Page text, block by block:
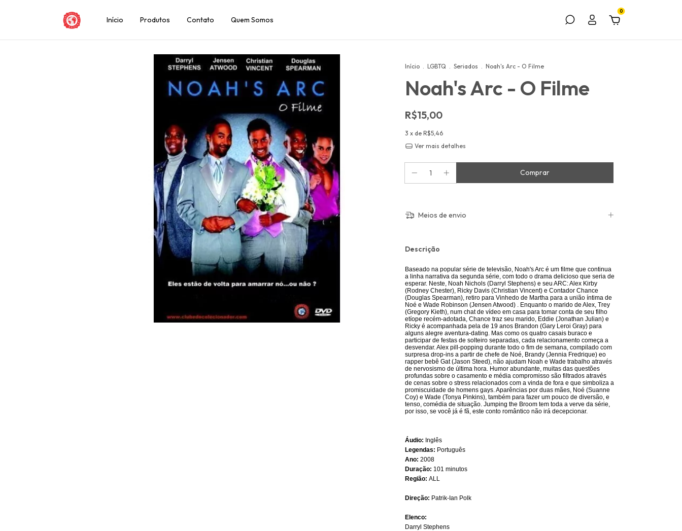
Início Produtos Contato Quem Somos
0
Início . LGBTQ . Seriados . Noah's Arc - O Filme
Noah's Arc - O Filme
R$15,00
3 x de R$5,46
Ver mais detalhes
Meios de envio
Descrição
Baseado na popular série de televisão, Noah's Arc é um filme que continua
a linha narrativa da segunda série, com todo o drama delicioso que seria de
esperar. Neste, Noah Nichols (Darryl Stephens) e seu ARC: Alex Kirby
(Rodney Chester), Ricky Davis (Christian Vincent) e Contador Chance
(Douglas Spearman), retiro para Vinhedo de Martha para a união íntima de
Noé e Wade Robinson (Jensen Atwood) . Enquanto o marido de Alex, Trey
(Gregory Kieth), num chat de vídeo em casa para tomar conta de seu filho
etíope recém-adotada, Chance traz seu marido, Eddie (Jonathan Julian) e
Ricky é acompanhada pela de 19 anos Brandon (Gary Leroi Gray) para
alguns alegre aventura-dating. Mas como os quatro casais buraco e
participar de festas de solteiro separadas, cada relacionamento começa a
desvendar. Alex pill-popping durante todo o fim de semana, compilado com
surpresa drop-ins a partir de chefe de Noé, Brandy (Jennia Fredrique) eo
rapper bebê Gat (Jason Steed), não ajudam Noah e Wade trabalho através
de nervosismo de última hora. Humor abundante, muitas das questões
profundas sobre o casamento e média compromisso são filtrados através
de cenas sobre o stress relacionados com a vinda de fora e que simboliza a
promiscuidade de homens gays. Aparências por duas mães, Noé (Suanne
Coy) e Wade (Tonya Pinkins), também para fazer um pouco de diversão, e
tenso, comédia de situação. Jumping the Broom tem toda a verve da série,
por isso, se você já é fã, este conto romântico não irá decepcionar.
Áudio: Inglês
Legendas: Português
Ano: 2008
Duração: 101 minutos
Região: ALL
Direção: Patrik-Ian Polk
Elenco:
Darryl Stephens